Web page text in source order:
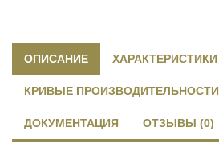
ОПИСАНИЕ ХАРАКТЕРИСТИКИ
КРИВЫЕ ПРОИЗВОДИТЕЛЬНОСТИ
ДОКУМЕНТАЦИЯ ОТЗЫВЫ (0)